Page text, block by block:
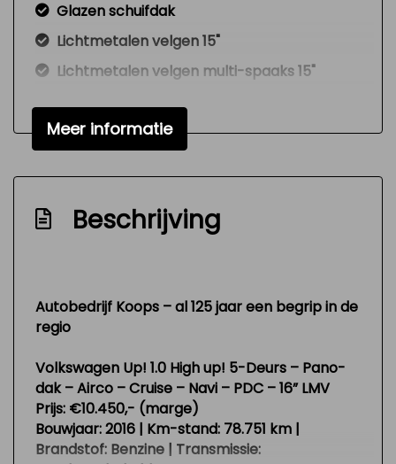
Glazen schuifdak
Lichtmetalen velgen 15"
Lichtmetalen velgen multi-spaaks 15"
Mistlampen voor
Parkeersensor achter
Achterbank in delen neerklapbaar
Airco
Bestuurdersstoel in hoogte verstelbaar
Elektrische ramen voor
Stuur en versnellingspook (kunst)leder
Stuur verstelbaar
Meer informatie
Beschrijving
Autobedrijf Koops – al 125 jaar een begrip in de
regio
Volkswagen Up! 1.0 High up! 5-Deurs – Pano-
dak – Airco – Cruise – Navi – PDC – 16” LMV
Prijs: €10.450,- (marge)
Bouwjaar:2016 | Km-stand: 78.751 km |
Brandstof: Benzine | Transmissie: